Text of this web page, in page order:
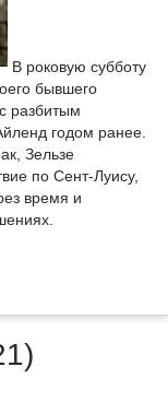
В роковую субботу
бывшего
разбитым
годом ранее.
Зельзе
по Сент-Луису,
время и